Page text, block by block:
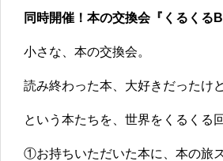
同時開催！本の交換会『くるくる
小さな、本の交換会。
読み終わった本、大好きだったけ
という本たちを、世界をくるくる
①お持ちいただいた本に、本の旅